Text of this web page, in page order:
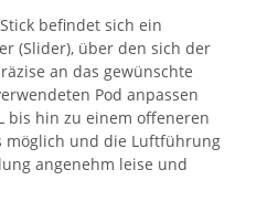
befindet sich ein
(Slider), über den sich der
an das gewünschte
Pod anpassen
bis hin zu einem offeneren
möglich und die Luftführung
angenehm leise und